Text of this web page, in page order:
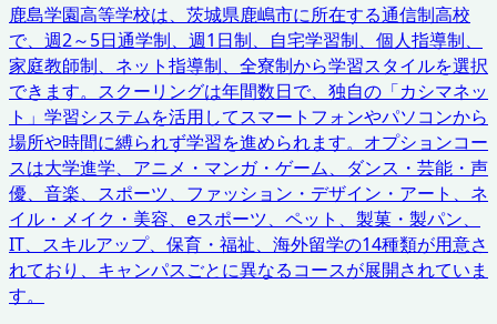
鹿島学園高等学校は、茨城県鹿嶋市に所在する通信制高校
で、週2～5日通学制、週1日制、自宅学習制、個人指導制、
家庭教師制、ネット指導制、全寮制から学習スタイルを選択
できます。スクーリングは年間数日で、独自の「カシマネッ
ト」学習システムを活用してスマートフォンやパソコンから
場所や時間に縛られず学習を進められます。オプションコー
スは大学進学、アニメ・マンガ・ゲーム、ダンス・芸能・声
優、音楽、スポーツ、ファッション・デザイン・アート、ネ
イル・メイク・美容、eスポーツ、ペット、製菓・製パン、
IT、スキルアップ、保育・福祉、海外留学の14種類が用意さ
れており、キャンパスごとに異なるコースが展開されていま
す。